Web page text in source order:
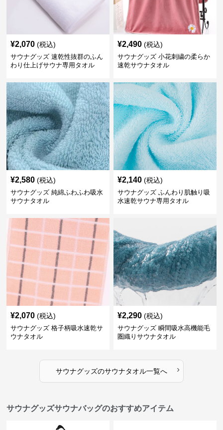
¥2,070 (税込)
サウナグッズ 速乾性抜群のふん
わり仕上げサウナ専用タオル
¥2,490 (税込)
サウナグッズ 小花刺繍の柔らか
速乾サウナタオル
¥2,580 (税込)
サウナグッズ 純綿ふわふわ吸水
サウナタオル
¥2,140 (税込)
サウナグッズ ふんわり肌触り吸
水速乾サウナ専用タオル
¥2,070 (税込)
サウナグッズ 格子柄吸水速乾サ
ウナタオル
¥2,290 (税込)
サウナグッズ 瞬間吸水高機能毛
圏織りサウナタオル
サウナグッズのサウナタオル一覧へ ›
サウナグッズサウナバッグのおすすめアイテム